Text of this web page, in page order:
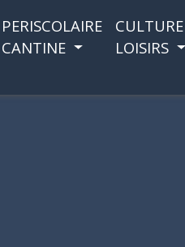
PERISCOLAIRE
CANTINE
CULTURE
LOISIRS